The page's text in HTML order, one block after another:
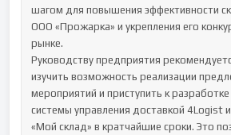
шагом для повышения эффективности
ООО «Прожарка» и укрепления его
рынке.
Руководству предприятия
изучить возможность реализации
мероприятий и приступить к
системы управления доставкой 4Logist
«Мой склад» в кратчайшие сроки. Это